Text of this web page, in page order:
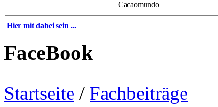
Cacaomundo
Hier mit dabei sein ...
FaceBook
Startseite / Fachbeiträge